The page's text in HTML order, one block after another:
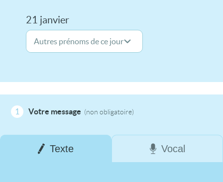
21 janvier
1 Votre message (non obligatoire)
Texte Vocal